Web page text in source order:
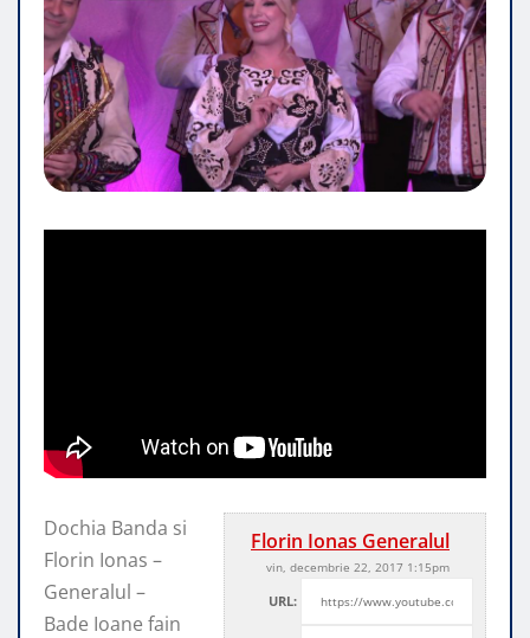
Florin Ionas Generalul
vin, decembrie 22, 2017 1:15pm
URL:
Dochia Banda si
Florin Ionas –
Generalul –
Bade Ioane fain